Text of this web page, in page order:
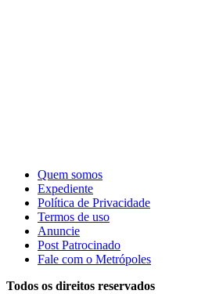
Quem somos
Expediente
Política de Privacidade
Termos de uso
Anuncie
Post Patrocinado
Fale com o Metrópoles
Todos os direitos reservados